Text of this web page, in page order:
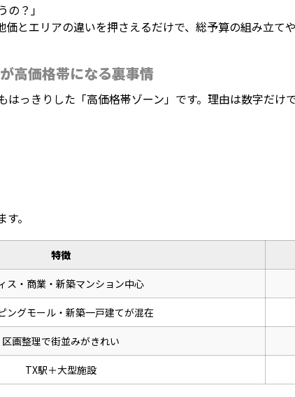
？」
とエリアの違いを押さえるだけで、総予算の組み立て
高価格帯になる裏事情
っきりした「高価格帯ゾーン」です。理由は数字だけで
。
特徴
ス・商業・新築マンション中心
ングモール・新築一戸建てが混在
区画整理で街並みがきれい
TX駅＋大型施設